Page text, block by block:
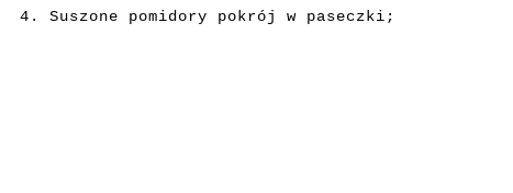
4. Suszone pomidory pokrój w paseczki;